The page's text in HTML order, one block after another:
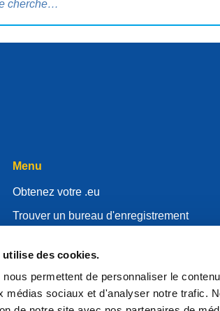
utilise des cookies.
permettent de personnaliser le
médias sociaux et d'analyser notre trafic.
Menu
Obtenez votre .eu
Trouver un bureau d'enregistrement
Centre de ressources
À propos d'EURid